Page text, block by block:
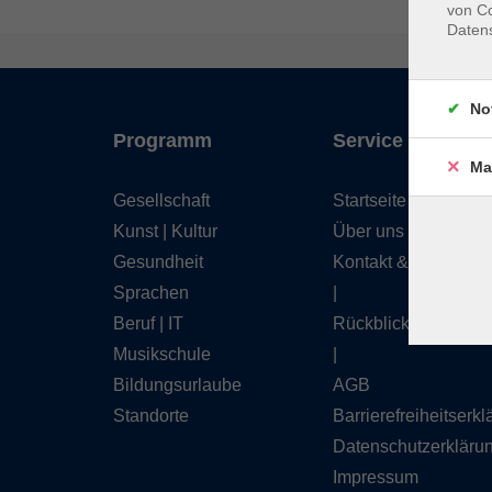
Programm
Gesellschaft
Kunst | Kultur
Gesundheit
Sprachen
Beruf | IT
Musikschule
Bildungsurlaube
Standorte
Service
Startseite
Über uns
Kontakt & Service
Rückblick
AGB
Impressum
von